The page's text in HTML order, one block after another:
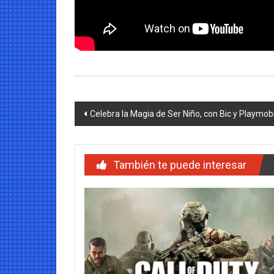
Navegación
entradas
Celebra la Magia de Ser Niño, con Bic y
También te puede interesar